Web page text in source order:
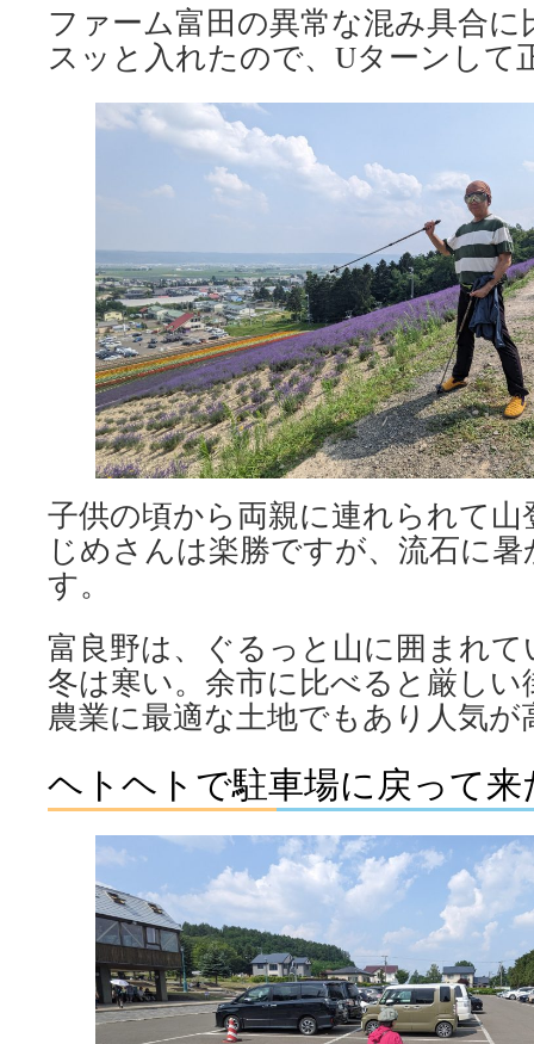
ファーム富田の異常な混み具合
スッと入れたので、Uターンして
子供の頃から両親に連れられて
じめさんは楽勝ですが、流石に
す。
富良野は、ぐるっと山に囲まれ
冬は寒い。余市に比べると厳し
農業に最適な土地でもあり人気
ヘトヘトで駐車場に戻って来